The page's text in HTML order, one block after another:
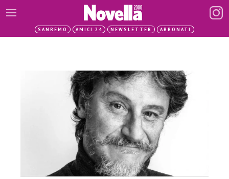
SANREMO AMICI 24 NEWSLETTER ABBONATI